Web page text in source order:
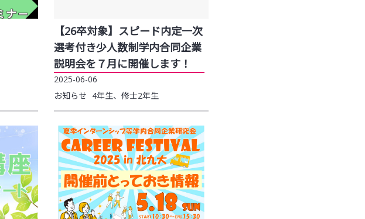
【26卒対象】スピード内定一次
選考付き少人数制学内合同企業
説明会を７月に開催します！
2025-06-06
お知らせ 4年生、修士2年生